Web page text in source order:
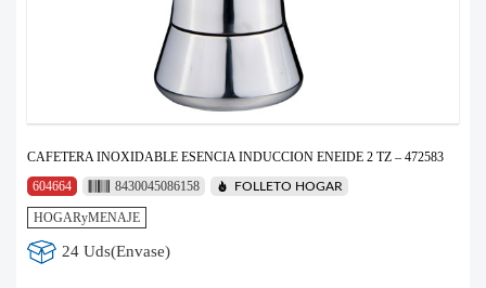
CAFETERA INOXIDABLE ESENCIA INDUCCION ENEIDE 2 TZ – 472583
604664
8430045086158 FOLLETO HOGAR
HOGARyMENAJE
24 Uds(Envase)